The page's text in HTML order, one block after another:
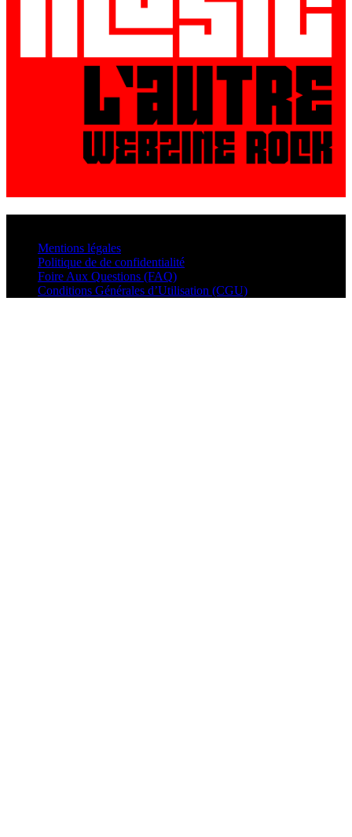
Mentions légales
Politique de de confidentialité
Foire Aux Questions (FAQ)
Conditions Générales d’Utilisation (CGU)